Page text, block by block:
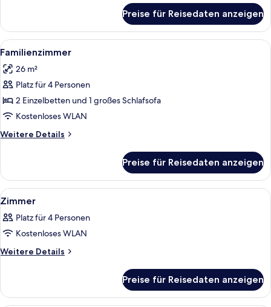
Doppelzimmer
Preise für Reisedaten anzeigen
Alle
Fotos
für
Familienzimmer
anzeigen
Ein Hotelzimmer mit einem Bett,
6
Familienzimmer
26 m²
Platz für 4 Personen
2 Einzelbetten und 1 großes Schlafsofa
Kostenloses WLAN
Weitere Details
Weitere
Preise für Reisedaten anzeigen
Alle
Fotos
für
Zimmer
anzeigen
Ein Schlafzimmer mit Bett, Sessel,
5
Zimmer
Platz für 4 Personen
Kostenloses WLAN
Weitere Details
Weitere
Preise für Reisedaten anzeigen